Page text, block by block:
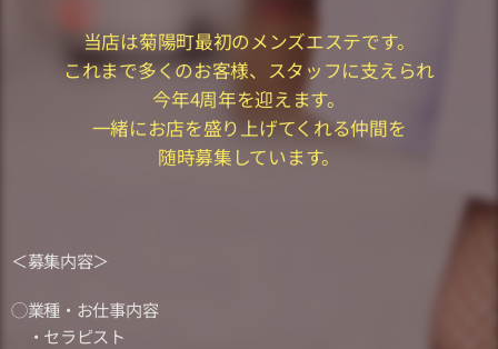
当店は菊陽町最初のメンズエステです。
これまで多くのお客様、スタッフに支えられ
今年4周年を迎えます。
一緒にお店を盛り上げてくれる仲間を
随時募集しています。
＜募集内容＞
◯業種・お仕事内容
・セラピスト